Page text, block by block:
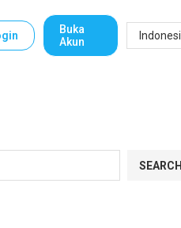
Buka
Akun
SEARCH